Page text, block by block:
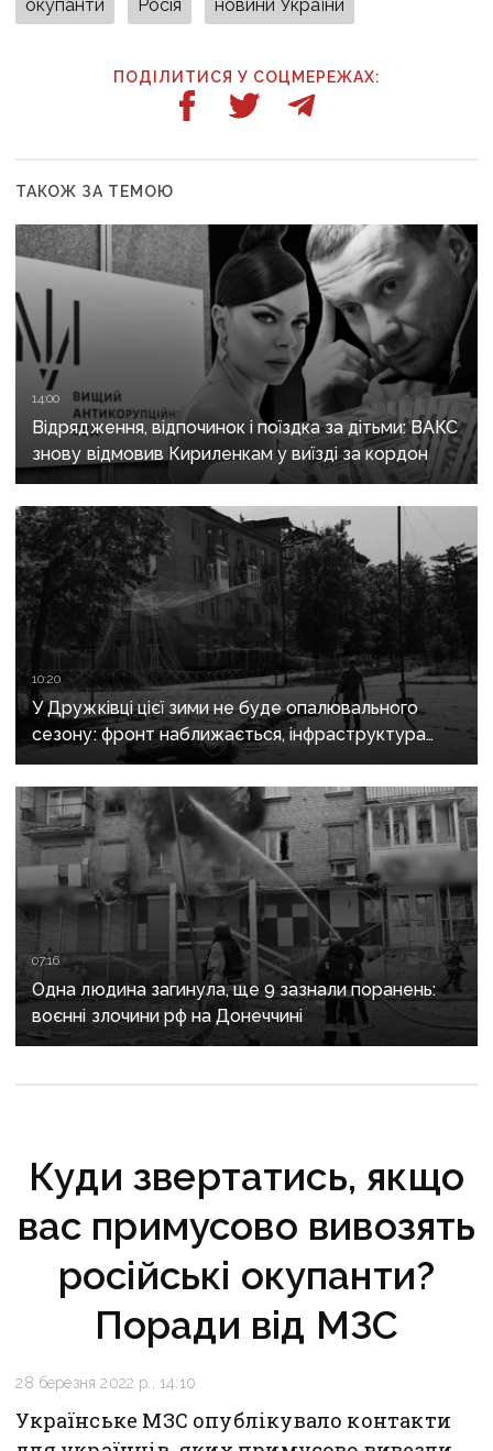
окупанти Росія новини України
ПОДІЛИТИСЯ У СОЦМЕРЕЖАХ:
ТАКОЖ ЗА ТЕМОЮ
14:00
Відрядження, відпочинок і поїздка за дітьми: ВАКС
знову відмовив Кириленкам у виїзді за кордон
10:20
У Дружківці цієї зими не буде опалювального
сезону: фронт наближається, інфраструктура
критично зруйнована
07:16
Одна людина загинула, ще 9 зазнали поранень:
воєнні злочини рф на Донеччині
Куди звертатись, якщо
вас примусово вивозять
російські окупанти?
Поради від МЗС
28 березня 2022 р., 14:10
Українське МЗС опублікувало контакти